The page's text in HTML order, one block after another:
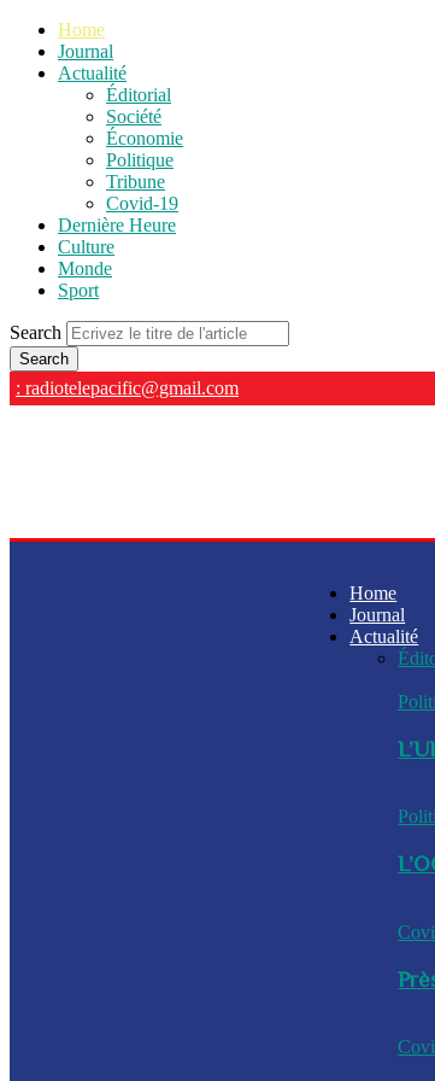
Home
Journal
Actualité
Éditorial
Société
Économie
Politique
Tribune
Covid-19
Dernière Heure
Culture
Monde
Sport
Search
: radiotelepacific@gmail.com
Home
Journal
Actualité